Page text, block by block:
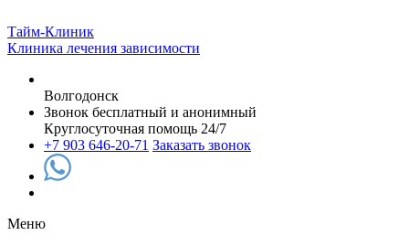
Тайм-Клиник
Клиника лечения зависимости
Волгодонск
Звонок бесплатный и анонимный
Круглосуточная помощь 24/7
+7 903 646-20-71 Заказать звонок
Меню